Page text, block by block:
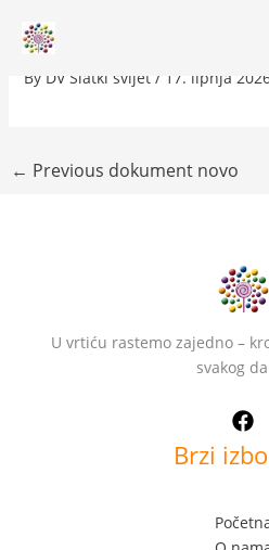
content
PREBIVALIŠTE NIJE
By DV Slatki svijet / 17. lipnja
← Previous dokument novo
U vrtiću rastemo zajedno –
svakog
Brzi